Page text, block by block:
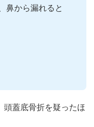
鼻から漏れると
頭蓋底骨折を疑ったほ